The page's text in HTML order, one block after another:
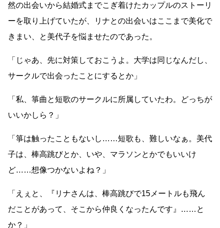
然の出会いから結婚式までこぎ着けたカップルのストーリ
ーを取り上げていたが、リナとの出会いはここまで美化で
きまい、と美代子を悩ませたのであった。
「じゃあ、先に対策しておこうよ。大学は同じなんだし、
サークルで出会ったことにするとか」
「私、箏曲と短歌のサークルに所属していたわ。どっちが
いいかしら？」
「箏は触ったこともないし ……短歌も、難しいなぁ。美代
子は、棒高跳びとか、いや、マラソンとかでもいいけ
ど……想像つかないよね？」
「えぇと、『リナさんは、棒高跳びで15メートルも飛ん
だことがあって、そこから仲良くなったんです』
…… と
か？」